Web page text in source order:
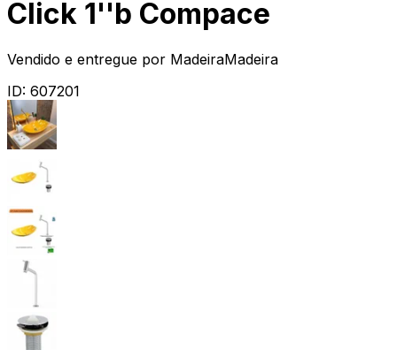
Click 1''b Compace
Vendido e entregue por MadeiraMadeira
ID: 607201